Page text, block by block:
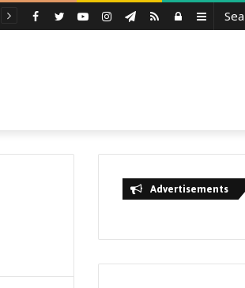
Sidebar
Log
RSS
Telegram
Instagram
YouTube
Twitter
Facebook
Advertisements